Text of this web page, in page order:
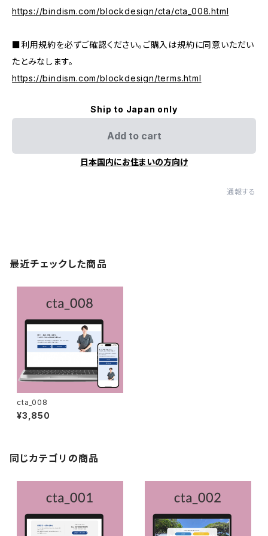
https://bindism.com/blockdesign/cta/cta_008.html
■利用規約を必ずご確認ください。ご購入は規約に同意いただい
たとみなします。
https://bindism.com/blockdesign/terms.html
Ship to Japan only
Add to cart
日本国内にお住まいの方向け
通報する
最近チェックした商品
cta_008
¥3,850
同じカテゴリの商品